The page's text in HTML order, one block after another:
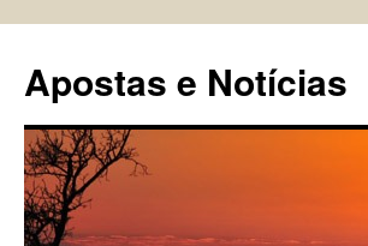
conteúdo
Apostas e Notícias